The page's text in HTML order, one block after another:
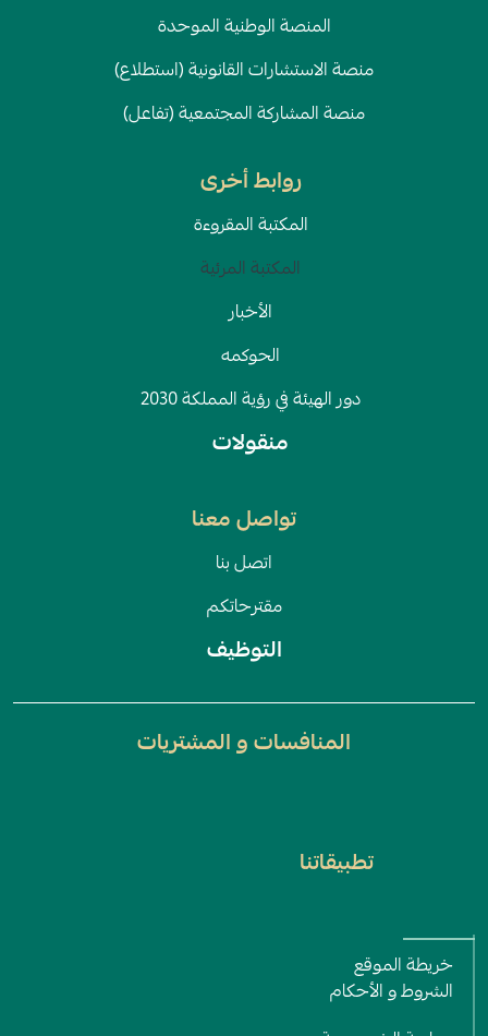
المنصة الوطنية الموحدة
منصة الاستشارات القانونية (استطلاع)
منصة المشاركة المجتمعية (تفاعل)
روابط أخرى
المكتبة المقروءة
المكتبة المرئية
الأخبار
الحوكمه
دور الهيئة في رؤية المملكة 2030
منقولات
تواصل معنا
اتصل بنا
مقترحاتكم
التوظيف
المنافسات و المشتريات
تطبيقاتنا
روابط أخرى
الشروط و اﻷحكام
خريطة الموقع